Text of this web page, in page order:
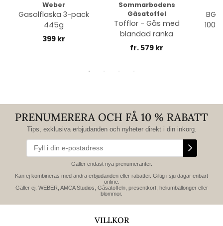
Weber
Gasolflaska 3-pack
445g
399 kr
Sommarbodens
Gåsatoffel
Tofflor - Gås med
blandad ranka
fr. 579 kr
PRENUMERERA OCH FÅ 10 % RABATT
Tips, exklusiva erbjudanden och nyheter direkt i din inkorg.
Gäller endast nya prenumeranter.
Kan ej kombineras med andra erbjudanden eller rabatter. Giltig i sju dagar enbart
online.
Gäller ej: WEBER, AMCA Studios, Gåsatoffeln, presentkort, heliumballonger eller
blommor.
VILLKOR